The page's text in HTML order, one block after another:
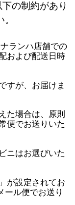
の制約があり
ランハ店舗での
および配送日時
すが、お届けま
た場合は、原則
便でお送りいた
ニはお選びいた
が設定されてお
ール便でお送り